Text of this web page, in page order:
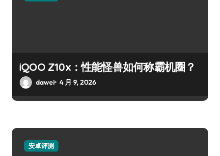
iQOO Z10x：性能怪兽如何称霸机圈？
dawei 4 月 9, 2026
安卓评测